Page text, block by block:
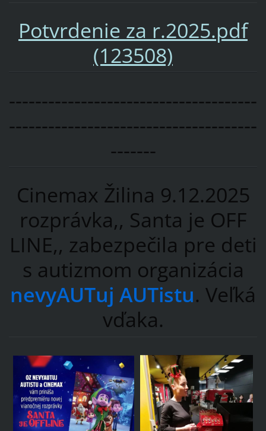
Potvrdenie za r.2025.pdf
(123508)
--------------------------------------
--------------------------------------
-------
Cinemax Žilina 9.12.2025
rozprávka,, Santa je OFF
LINE,, zabezpečila pre deti
s autizmom organizácia
nevyAUTuj AUTistu. Veľká
vďaka.